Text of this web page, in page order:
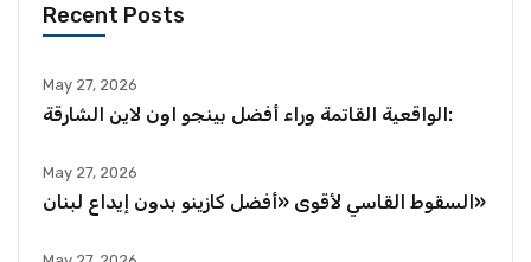
Recent Posts
May 27, 2026
الواقعية القاتمة وراء أفضل بينجو اون لاين الشارقة:
May 27, 2026
السقوط القاسي لأقوى «أفضل كازينو بدون إيداع لبنان»